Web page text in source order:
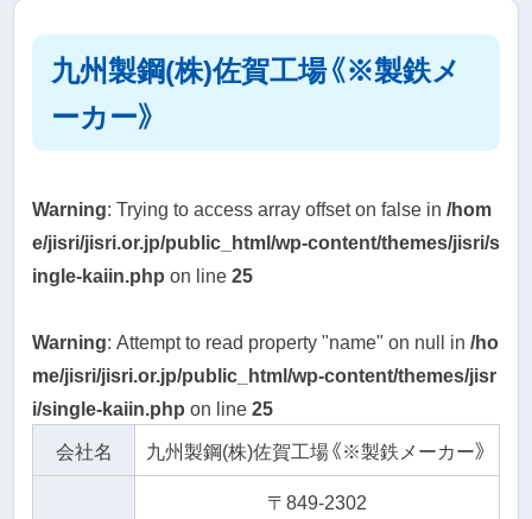
九州製鋼(株)佐賀工場《※製鉄メ
ーカー》
Warning: Trying to access array offset on false in /hom
e/jisri/jisri.or.jp/public_html/wp-content/themes/jisri/s
ingle-kaiin.php on line25
Warning: Attempt to read property "name" on null in /ho
me/jisri/jisri.or.jp/public_html/wp-content/themes/jisr
i/single-kaiin.php on line25
会社名
九州製鋼(株)佐賀工場《※製鉄メーカー》
〒849-2302